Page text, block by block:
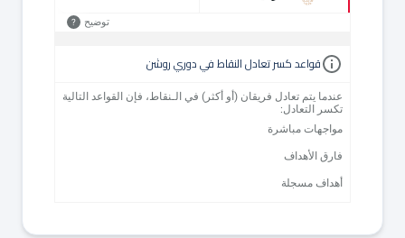
توضيح ?
قواعد كسر تعادل النقاط في دوري روشن
عندما يتم تعادل فريقان (أو أكثر) في الـنقاط، فإن القواعد التالية
تكسر التعادل:
مواجهات مباشرة
فارق الأهداف
أهداف مسجلة